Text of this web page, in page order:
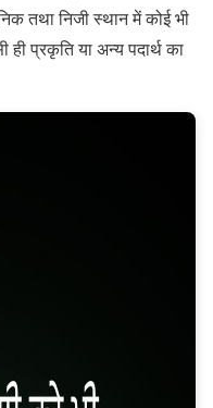
तथा निजी स्थान में कोई भी
ही प्रकृति या अन्य पदार्थ का